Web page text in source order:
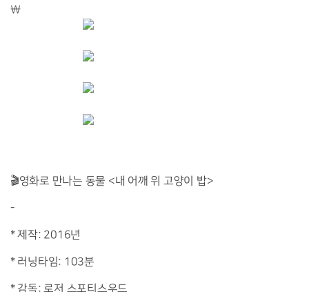
\
🎬영화로 만나는 동물 <내 어깨 위 고양이 밥>
-
* 제작: 2016년
* 러닝타임: 103분
* 감독: 로저 스포티스우드